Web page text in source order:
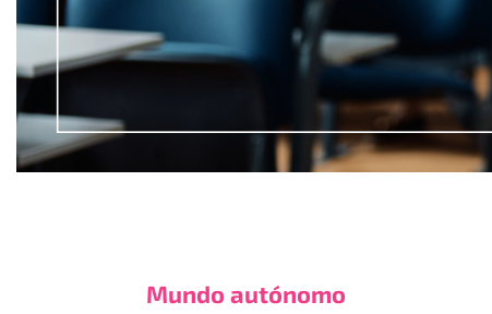
Mundo autónomo